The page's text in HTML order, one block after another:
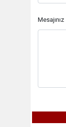
Mesajınız